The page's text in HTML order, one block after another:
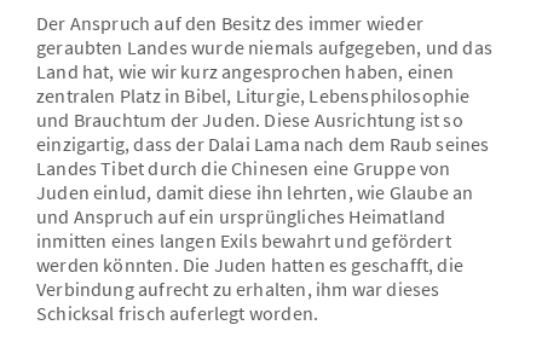
Der Anspruch auf den Besitz des immer wieder
geraubten Landes wurde niemals aufgegeben, und das
Land hat, wie wir kurz angesprochen haben, einen
zentralen Platz in Bibel, Liturgie, Lebensphilosophie
und Brauchtum der Juden. Diese Ausrichtung ist so
einzigartig, dass der Dalai Lama nach dem Raub seines
Landes Tibet durch die Chinesen eine Gruppe von
Juden einlud, damit diese ihn lehrten, wie Glaube an
und Anspruch auf ein ursprüngliches Heimatland
inmitten eines langen Exils bewahrt und gefördert
werden könnten. Die Juden hatten es geschafft, die
Verbindung aufrecht zu erhalten, ihm war dieses
Schicksal frisch auferlegt worden.